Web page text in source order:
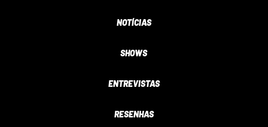
NOTÍCIAS
SHOWS
ENTREVISTAS
RESENHAS